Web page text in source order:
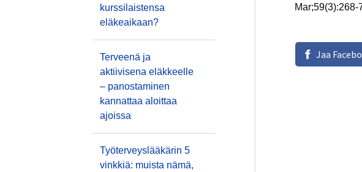
Mar;59(3):268-
Jaa
kurssilaistensa
eläkeaikaan?
Terveenä ja
aktiivisena eläkkeelle
– panostaminen
kannattaa aloittaa
ajoissa
Työterveyslääkärin 5
vinkkiä: muista nämä,